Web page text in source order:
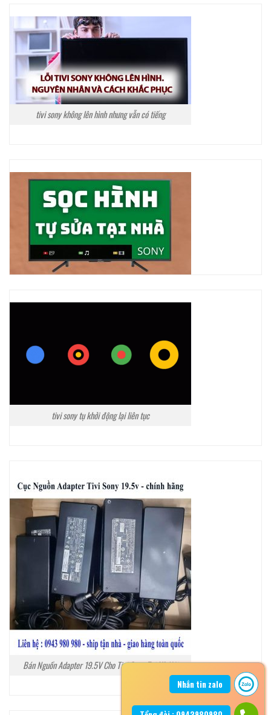
tivi sony không lên hình nhưng vẫn có tiếng
tivi sony tụ khởi động lại liên tục
Bán Nguồn Adapter 19.5V Cho Tivi Sony Tại Hà Nội
Nhắn tin zalo